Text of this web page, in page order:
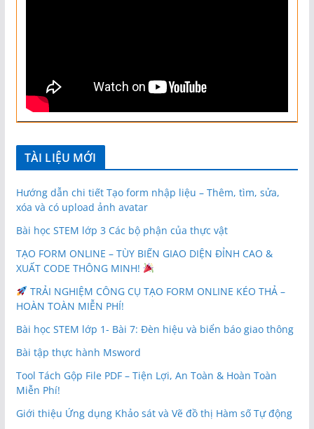
TÀI LIỆU MỚI
Hướng dẫn chi tiết Tạo form nhập liệu – Thêm, tìm, sửa,
xóa và có upload ảnh avatar
Bài học STEM lớp 3 Các bộ phận của thực vật
TẠO FORM ONLINE – TÙY BIẾN GIAO DIỆN ĐỈNH CAO &
XUẤT CODE THÔNG MINH!
TRẢI NGHIỆM CÔNG CỤ TẠO FORM ONLINE KÉO THẢ –
HOÀN TOÀN MIỄN PHÍ!
Bài học STEM lớp 1- Bài 7: Đèn hiệu và biển báo giao thông
Bài tập thực hành Msword
Tool Tách Gộp File PDF – Tiện Lợi, An Toàn & Hoàn Toàn
Miễn Phí!
Giới thiệu Ứng dụng Khảo sát và Vẽ đồ thị Hàm số Tự động